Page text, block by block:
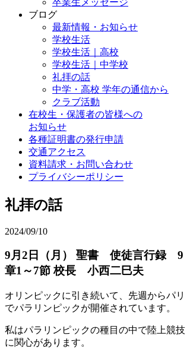
ブログ
最新情報・お知らせ
学校生活
学校生活｜高校
学校生活｜中学校
礼拝の話
中学・高校 学年の通信から
クラブ活動
在校生・保護者の皆様への
お知らせ
各種証明書の発行申請
交通アクセス
資料請求・お問い合わせ
プライバシーポリシー
礼拝の話
2024/09/10
9月2日（月） 聖書 使徒言行録 9
章1～7節 校長 小西二巳夫
オリンピックに引き続いて、先週からパリ
でパラリンピックが開催されています。
私はパラリンピックの種目の中で陸上競技
に関心があります。